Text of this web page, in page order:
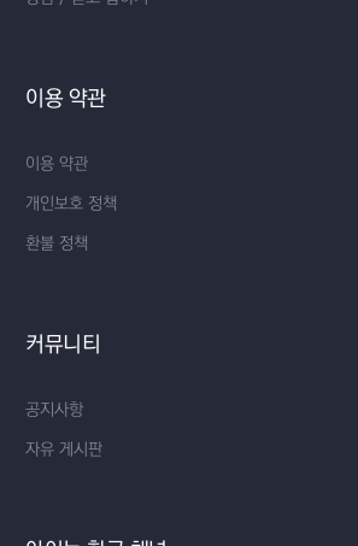
이용 약관
이용 약관
개인보호 정책
환불 정책
커뮤니티
공지사항
자유 게시판